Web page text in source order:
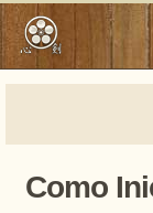
Como